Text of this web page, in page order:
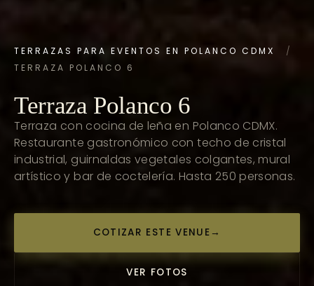
TERRAZAS PARA EVENTOS EN POLANCO CDMX
/
TERRAZA POLANCO 6
Terraza Polanco 6
Terraza con cocina de leña en Polanco CDMX.
Restaurante gastronómico con techo de cristal
industrial, guirnaldas vegetales colgantes, mural
artístico y bar de coctelería. Hasta 250 personas.
COTIZAR ESTE VENUE →
VER FOTOS